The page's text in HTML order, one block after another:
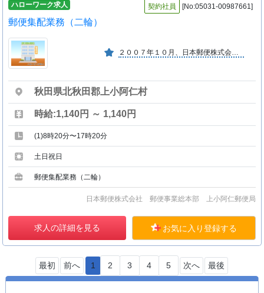
ハローワーク求人 契約社員 [No:05031-00987661]
郵便集配業務（二輪）
２００７年１０月、日本郵便株式会社となりました。地域に貢献し、地域とともに歩み、お客様から信頼される会社を目指しています。
秋田県北秋田郡上小阿仁村
時給:1,140円 ～ 1,140円
(1)8時20分〜17時20分
土日祝日
郵便集配業務（二輪）
日本郵便株式会社 郵便事業総本部 上小阿仁郵便局
求人の詳細を見る お気に入り登録する
最初 前へ 1 2 3 4 5 次へ 最後